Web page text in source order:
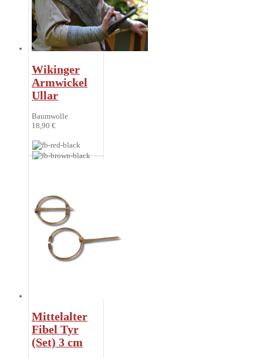
Wikinger
Armwickel
Ullar
Baumwolle
18,90 €
Mittelalter
Fibel Tyr
(Set) 3 cm